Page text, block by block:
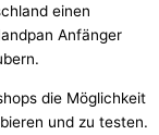
einen
Anfänger
die Möglichkeit
und zu testen.